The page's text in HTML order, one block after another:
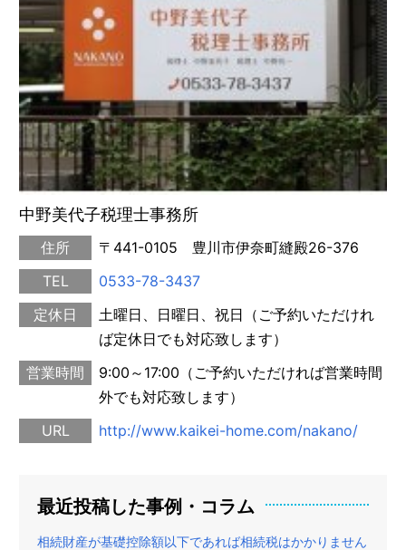
中野美代子税理士事務所
住所
〒441-0105 豊川市伊奈町縫殿26-376
TEL
0533-78-3437
定休日
土曜日、日曜日、祝日（ご予約いただけれ
ば定休日でも対応致します）
営業時間
9:00～17:00（ご予約いただければ営業時間
外でも対応致します）
URL
http://www.kaikei-home.com/nakano/
最近投稿した事例・コラム
相続財産が基礎控除額以下であれば相続税はかかりません